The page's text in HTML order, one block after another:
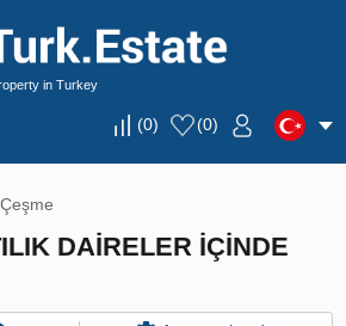
in Turkey
(0) (0)
DAIRELER IÇINDE